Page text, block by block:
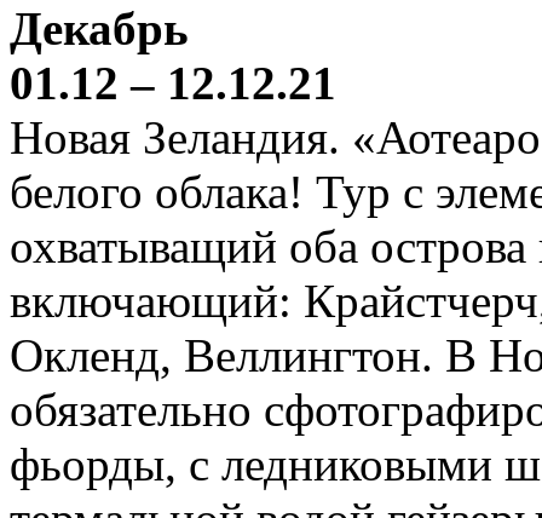
Декабрь
01.12 – 12.12.21
Новая Зеландия.
белого облака! Тур с
охватыващий оба
включающий:
Окленд, Веллингтон. В
обязательно
фьорды, с ледниковыми